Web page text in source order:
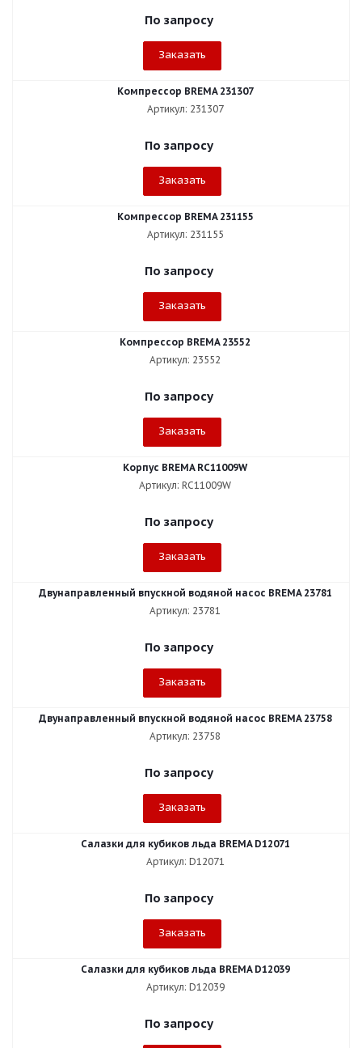
По запросу
Заказать
Компрессор BREMA 231307
Артикул: 231307
По запросу
Заказать
Компрессор BREMA 231155
Артикул: 231155
По запросу
Заказать
Компрессор BREMA 23552
Артикул: 23552
По запросу
Заказать
Корпус BREMA RC11009W
Артикул: RC11009W
По запросу
Заказать
Двунаправленный впускной водяной насос BREMA 23781
Артикул: 23781
По запросу
Заказать
Двунаправленный впускной водяной насос BREMA 23758
Артикул: 23758
По запросу
Заказать
Салазки для кубиков льда BREMA D12071
Артикул: D12071
По запросу
Заказать
Салазки для кубиков льда BREMA D12039
Артикул: D12039
По запросу